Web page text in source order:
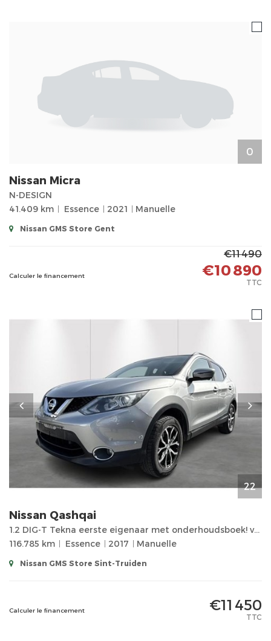
0
Nissan Micra
N-DESIGN
41.409 km
Essence 2021 Manuelle
Nissan GMS Store Gent
Calculer le financement €10 890
€11 490
TTC
22
Nissan Qashqai
1.2 DIG-T Tekna eerste eigenaar met onderhoudsboek! verwarmde elektrisch verstelbaar lederen zetels,
116.785 km
Essence 2017 Manuelle
Nissan GMS Store Sint-Truiden
Calculer le financement €11 450
TTC